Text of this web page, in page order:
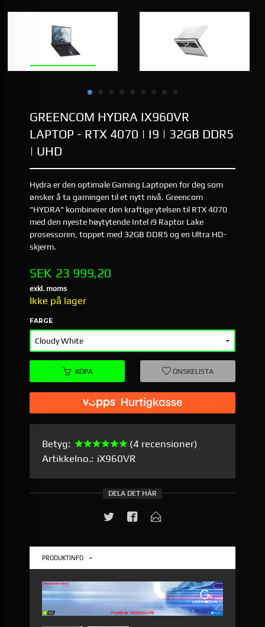
GREENCOM HYDRA IX960VR
LAPTOP - RTX 4070 | I9 | 32GB DDR5
| UHD
Hydra er den optimale Gaming Laptopen for deg som
ønsker å ta gamingen til et nytt nivå. Greencom
"HYDRA" kombinerer den kraftige ytelsen til RTX 4070
med den nyeste høytytende Intel i9 Raptor Lake
prosessoren, toppet med 32GB DDR5 og en Ultra HD-
skjerm.
Pris
SEK 23 999,20
exkl. moms
Ikke på lager
FARGE
KÖPA ÖNSKELISTA
Betyg:
(4 recensioner)
Artikkelno.: iX960VR
DELA DET HÄR
PRODUKTINFO